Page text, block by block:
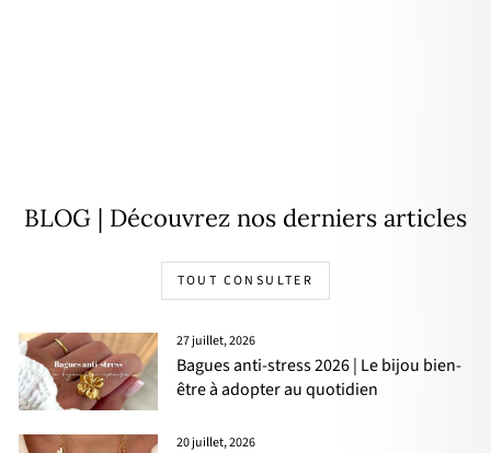
BLOG | Découvrez nos derniers articles
TOUT CONSULTER
27 juillet, 2026
Bagues anti-stress 2026 | Le bijou bien-
être à adopter au quotidien
20 juillet, 2026